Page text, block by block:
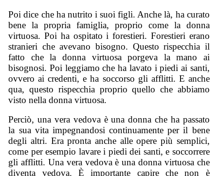
Poi dice che ha nutrito i suoi figli. Anche là, ha curato
bene la propria famiglia, proprio come la donna
virtuosa. Poi ha ospitato i forestieri. Forestieri erano
stranieri che avevano bisogno. Questo rispecchia il
fatto che la donna virtuosa porgeva la mano ai
bisognosi. Poi leggiamo che ha lavato i piedi ai santi,
ovvero ai credenti, e ha soccorso gli afflitti. E anche
qua, questo rispecchia proprio quello che abbiamo
visto nella donna virtuosa.
Perciò, una vera vedova è una donna che ha passato
la sua vita impegnandosi continuamente per il bene
degli altri. Era pronta anche alle opere più semplici,
come per esempio lavare i piedi dei santi, e soccorrere
gli afflitti. Una vera vedova è una donna virtuosa che
diventa vedova. È importante capire che non è